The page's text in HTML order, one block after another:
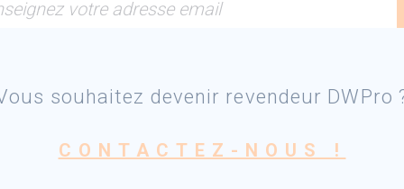
votre adresse email
souhaitez devenir revendeur DWPro
CONTACTEZ-NOUS !